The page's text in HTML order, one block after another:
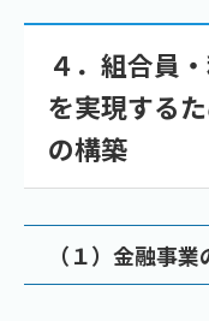
４．組合員
を実現する
の構築
（１）金融事